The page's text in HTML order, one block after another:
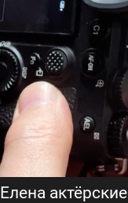
Елена